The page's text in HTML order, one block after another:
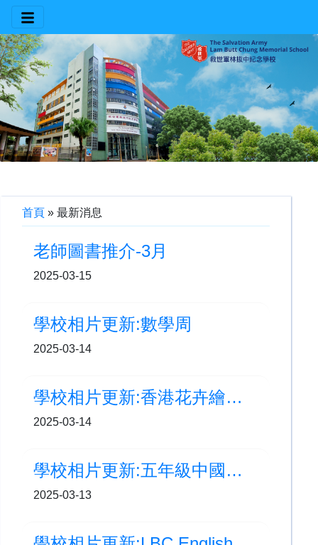
首頁 » 最新消息
老師圖書推介-3月
2025-03-15
學校相片更新:數學周
2025-03-14
學校相片更新:香港花卉繪畫比賽
2025-03-14
學校相片更新:五年級中國地理及歷史問答比賽
2025-03-13